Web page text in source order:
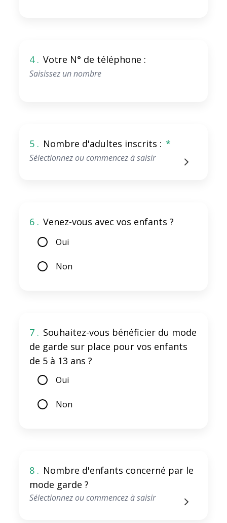
4 . Votre N° de téléphone :
5 . Nombre d'adultes inscrits : *
6 . Venez-vous avec vos enfants ?
Oui
Non
7 . Souhaitez-vous bénéficier du mode
de garde sur place pour vos enfants
de 5 à 13 ans ?
Oui
Non
8 . Nombre d'enfants concerné par le
mode garde ?